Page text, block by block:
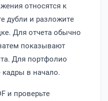
относятся к
дубли и разложите
Для отчета обычно
показывают
Для портфолио
в начало.
и проверьте